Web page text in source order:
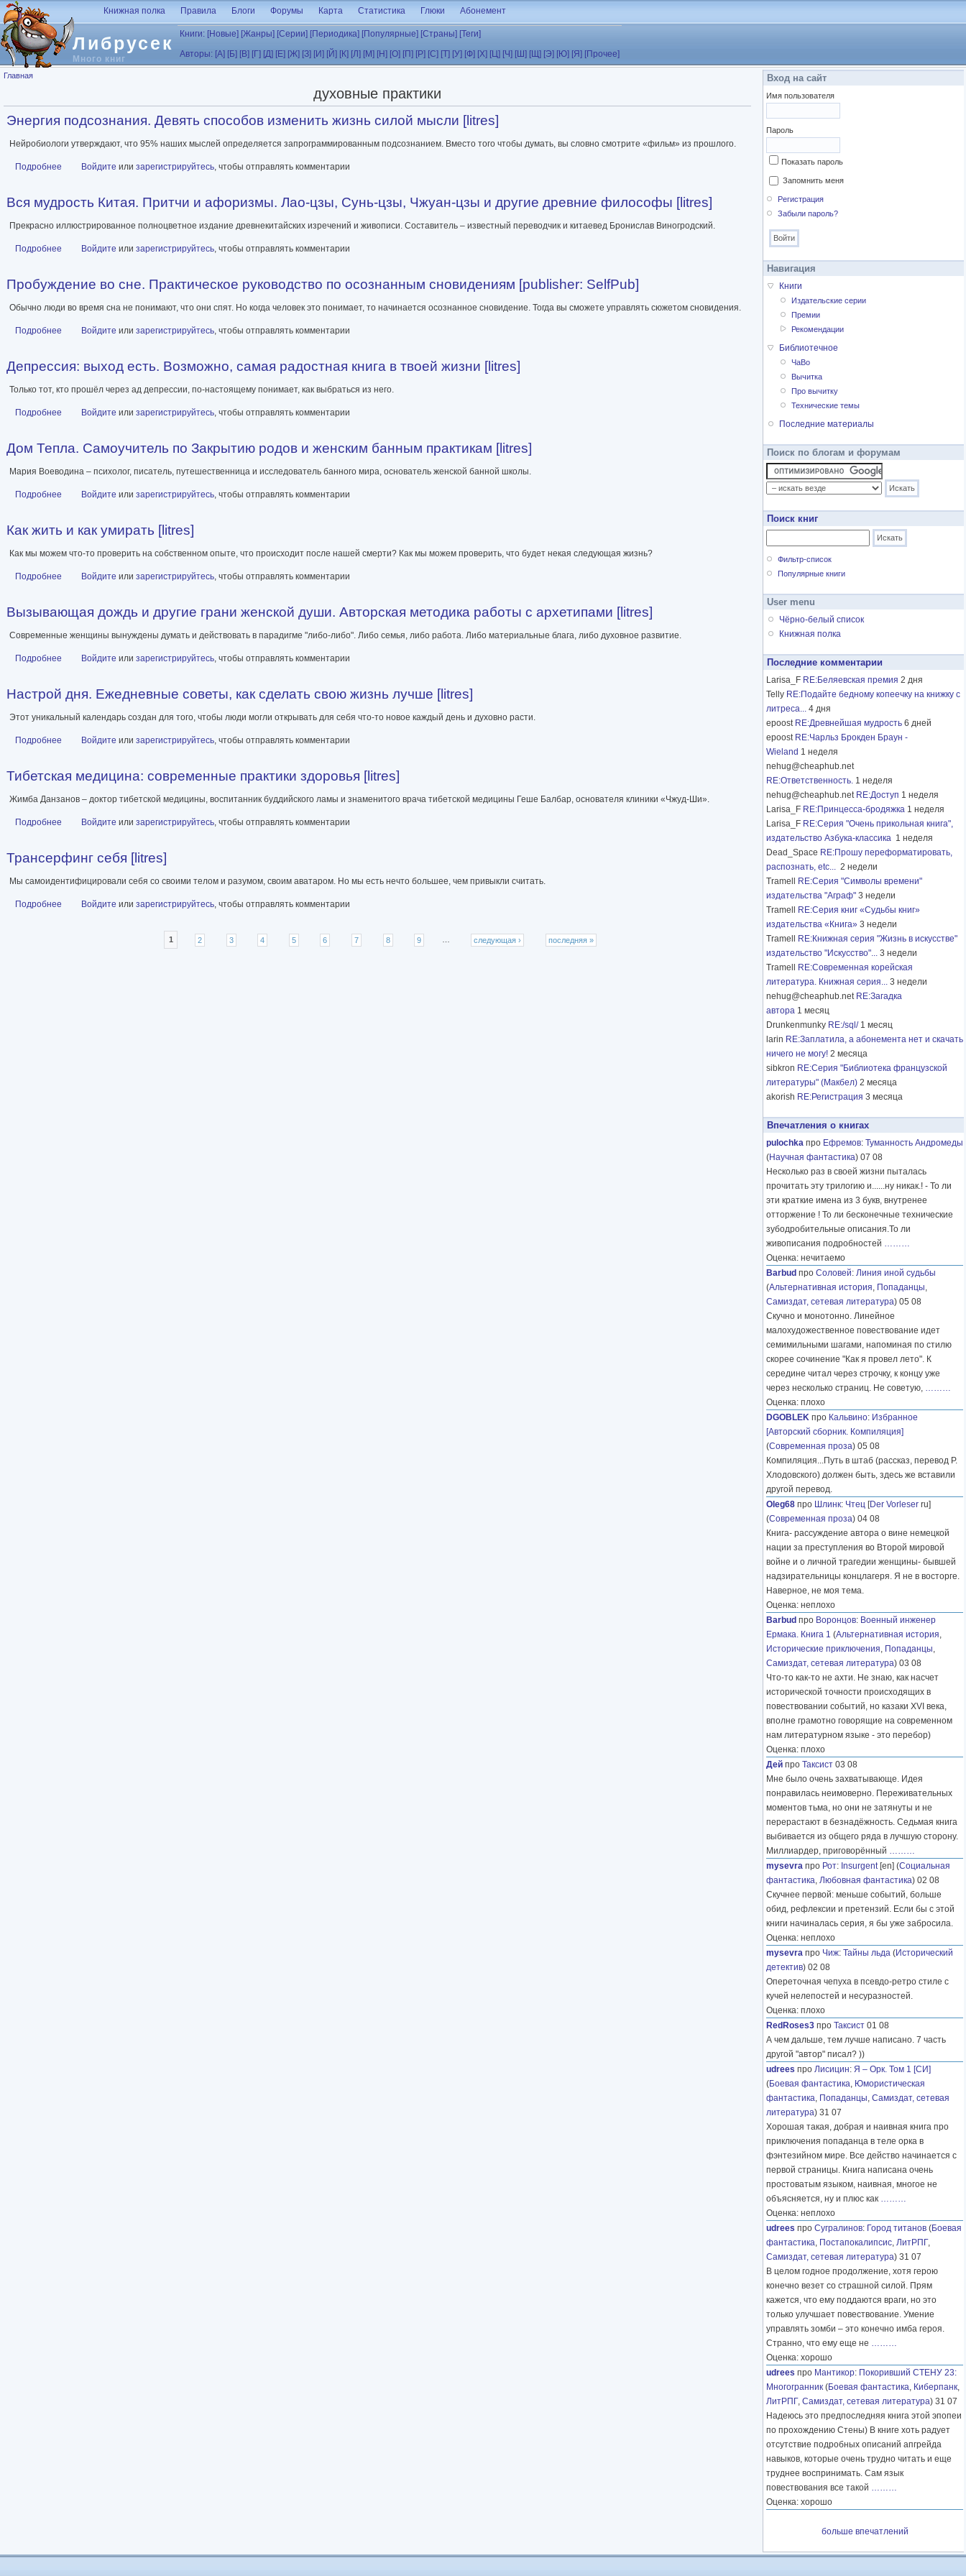
Перейти к основному содержанию
Либрусек
Много книг
Книжная полка Правила Блоги Форумы Карта Статистика Глюки Абонемент
Книги: [Новые] [Жанры] [Серии] [Периодика] [Популярные] [Страны] [Теги]
Авторы: [А] [Б] [В] [Г] [Д] [Е] [Ж] [З] [И] [Й] [К] [Л] [М] [Н] [О] [П] [Р] [С] [Т] [У] [Ф] [Х] [Ц] [Ч] [Ш] [Щ] [Э] [Ю] [Я] [Прочее]
Вы здесь
Главная
духовные практики
Энергия подсознания. Девять способов изменить жизнь силой мысли [litres]
Нейробиологи утверждают, что 95% наших мыслей определяется запрограммированным подсознанием. Вместо того чтобы думать, вы словно смотрите «фильм» из прошлого.
Подробнее о Энергия подсознания. Девять способов изменить жизнь силой мысли [litres]
Войдите или зарегистрируйтесь, чтобы отправлять комментарии
Вся мудрость Китая. Притчи и афоризмы. Лао-цзы, Сунь-цзы, Чжуан-цзы и другие древние философы [litres]
Прекрасно иллюстрированное полноцветное издание древнекитайских изречений и живописи. Составитель – известный переводчик и китаевед Бронислав Виногродский.
Подробнее о Вся мудрость Китая. Притчи и афоризмы. Лао-цзы, Сунь-цзы, Чжуан-цзы и другие древние философы [litres]
Войдите или зарегистрируйтесь, чтобы отправлять комментарии
Пробуждение во сне. Практическое руководство по осознанным сновидениям [publisher: SelfPub]
Обычно люди во время сна не понимают, что они спят. Но когда человек это понимает, то начинается осознанное сновидение. Тогда вы сможете управлять сюжетом сновидения.
Подробнее о Пробуждение во сне. Практическое руководство по осознанным сновидениям [publisher: SelfPub]
Войдите или зарегистрируйтесь, чтобы отправлять комментарии
Депрессия: выход есть. Возможно, самая радостная книга в твоей жизни [litres]
Только тот, кто прошёл через ад депрессии, по-настоящему понимает, как выбраться из него.
Подробнее о Депрессия: выход есть. Возможно, самая радостная книга в твоей жизни [litres]
Войдите или зарегистрируйтесь, чтобы отправлять комментарии
Дом Тепла. Самоучитель по Закрытию родов и женским банным практикам [litres]
Мария Воеводина – психолог, писатель, путешественница и исследователь банного мира, основатель женской банной школы.
Подробнее о Дом Тепла. Самоучитель по Закрытию родов и женским банным практикам [litres]
Войдите или зарегистрируйтесь, чтобы отправлять комментарии
Как жить и как умирать [litres]
Как мы можем что-то проверить на собственном опыте, что происходит после нашей смерти? Как мы можем проверить, что будет некая следующая жизнь?
Подробнее о Как жить и как умирать [litres]
Войдите или зарегистрируйтесь, чтобы отправлять комментарии
Вызывающая дождь и другие грани женской души. Авторская методика работы с архетипами [litres]
Современные женщины вынуждены думать и действовать в парадигме "либо-либо". Либо семья, либо работа. Либо материальные блага, либо духовное развитие.
Подробнее о Вызывающая дождь и другие грани женской души. Авторская методика работы с архетипами [litres]
Войдите или зарегистрируйтесь, чтобы отправлять комментарии
Настрой дня. Ежедневные советы, как сделать свою жизнь лучше [litres]
Этот уникальный календарь создан для того, чтобы люди могли открывать для себя что-то новое каждый день и духовно расти.
Подробнее о Настрой дня. Ежедневные советы, как сделать свою жизнь лучше [litres]
Войдите или зарегистрируйтесь, чтобы отправлять комментарии
Тибетская медицина: современные практики здоровья [litres]
Жимба Данзанов – доктор тибетской медицины, воспитанник буддийского ламы и знаменитого врача тибетской медицины Геше Балбар, основателя клиники «Чжуд-Ши».
Подробнее о Тибетская медицина: современные практики здоровья [litres]
Войдите или зарегистрируйтесь, чтобы отправлять комментарии
Трансерфинг себя [litres]
Мы самоидентифицировали себя со своими телом и разумом, своим аватаром. Но мы есть нечто большее, чем привыкли считать.
Подробнее о Трансерфинг себя [litres]
Войдите или зарегистрируйтесь, чтобы отправлять комментарии
1 2 3 4 5 6 7 8 9 … следующая › последняя »
Вход на сайт
Имя пользователя
Пароль
Показать пароль
Запомнить меня
Регистрация
Забыли пароль?
Навигация
Книги
Издательские серии
Премии
Рекомендации
Библиотечное
ЧаВо
Вычитка
Про вычитку
Технические темы
Последние материалы
Поиск по блогам и форумам
Поиск книг
Фильтр-список
Популярные книги
User menu
Чёрно-белый список
Книжная полка
Последние комментарии
Larisa_F RE:Беляевская премия 2 дня
Telly RE:Подайте бедному копеечку на книжку с
литреса... 4 дня
epoost RE:Древнейшая мудрость 6 дней
epoost RE:Чарльз Брокден Браун -
Wieland 1 неделя
nehug@cheaphub.net
RE:Ответственность. 1 неделя
nehug@cheaphub.net RE:Доступ 1 неделя
Larisa_F RE:Принцесса-бродяжка 1 неделя
Larisa_F RE:Серия "Очень прикольная книга",
издательство Азбука-классика 1 неделя
Dead_Space RE:Прошу переформатировать,
распознать, etc... 2 недели
Tramell
RE:Серия "Символы времени"
издательства "Аграф" 3 недели
Tramell
RE:Серия книг «Судьбы книг»
издательства «Книга» 3 недели
Tramell
RE:Книжная серия "Жизнь в искусстве"
издательство "Искусство"... 3 недели
Tramell
RE:Современная корейская
литература. Книжная серия... 3 недели
nehug@cheaphub.net RE:Загадка
автора 1 месяц
Drunkenmunky RE:/sql/ 1 месяц
larin RE:Заплатила, а абонемента нет и скачать
ничего не могу! 2 месяца
sibkron RE:Серия "Библиотека французской
литературы" (Макбел) 2 месяца
akorish RE:Регистрация 3 месяца
Впечатления о книгах
pulochka про Ефремов: Туманность Андромеды
(Научная фантастика) 07 08
Несколько раз в своей жизни пыталась
прочитать эту трилогию и......ну никак.! - То ли
эти краткие имена из 3 букв, внутренее
отторжение ! То ли бесконечные технические
зубодробительные описания.То ли
живописания подробностей ………
Оценка: нечитаемо
Barbud про Соловей: Линия иной судьбы
(Альтернативная история, Попаданцы,
Самиздат, сетевая литература) 05 08
Скучно и монотонно. Линейное
малохудожественное повествование идет
семимильными шагами, напоминая по стилю
скорее сочинение "Как я провел лето". К
середине читал через строчку, к концу уже
через несколько страниц. Не советую, ………
Оценка: плохо
DGOBLEK про Кальвино: Избранное
[Авторский сборник. Компиляция]
(Современная проза) 05 08
Компиляция...Путь в штаб (рассказ, перевод Р.
Хлодовского) должен быть, здесь же вставили
другой перевод.
Oleg68 про Шлинк: Чтец [Der Vorleser ru]
(Современная проза) 04 08
Книга- рассуждение автора о вине немецкой
нации за преступления во Второй мировой
войне и о личной трагедии женщины- бывшей
надзирательницы концлагеря. Я не в восторге.
Наверное, не моя тема.
Оценка: неплохо
Barbud про Воронцов: Военный инженер
Ермака. Книга 1 (Альтернативная история,
Исторические приключения, Попаданцы,
Самиздат, сетевая литература) 03 08
Что-то как-то не ахти. Не знаю, как насчет
исторической точности происходящих в
повествовании событий, но казаки XVI века,
вполне грамотно говорящие на современном
нам литературном языке - это перебор)
Оценка: плохо
Дей про Таксист 03 08
Мне было очень захватывающе. Идея
понравилась неимоверно. Переживательных
моментов тьма, но они не затянуты и не
перерастают в безнадёжность. Седьмая книга
выбивается из общего ряда в лучшую сторону.
Миллиардер, приговорённый ………
mysevra про Рот: Insurgent[en] (Социальная
фантастика, Любовная фантастика) 02 08
Скучнее первой: меньше событий, больше
обид, рефлексии и претензий. Если бы с этой
книги начиналась серия, я бы уже забросила.
Оценка: неплохо
mysevra про Чиж: Тайны льда (Исторический
детектив) 02 08
Опереточная чепуха в псевдо-ретро стиле с
кучей нелепостей и несуразностей.
Оценка: плохо
RedRoses3 про Таксист 01 08
А чем дальше, тем лучше написано. 7 часть
другой "автор" писал? ))
udrees про Лисицин: Я – Орк. Том 1 [СИ]
(Боевая фантастика, Юмористическая
фантастика, Попаданцы, Самиздат, сетевая
литература) 31 07
Хорошая такая, добрая и наивная книга про
приключения попаданца в теле орка в
фэнтезийном мире. Все действо начинается с
первой страницы. Книга написана очень
простоватым языком, наивная, многое не
объясняется, ну и плюс как ………
Оценка: неплохо
udrees про Сугралинов: Город титанов (Боевая
фантастика, Постапокалипсис, ЛитРПГ,
Самиздат, сетевая литература) 31 07
В целом годное продолжение, хотя герою
конечно везет со страшной силой. Прям
кажется, что ему поддаются враги, но это
только улучшает повествование. Умение
управлять зомби – это конечно имба героя.
Странно, что ему еще не ………
Оценка: хорошо
udrees про Мантикор: Покоривший СТЕНУ 23:
Многогранник (Боевая фантастика, Киберпанк,
ЛитРПГ, Самиздат, сетевая литература) 31 07
Надеюсь это предпоследняя книга этой эпопеи
по прохождению Стены) В книге хоть радует
отсутствие подробных описаний апгрейда
навыков, которые очень трудно читать и еще
труднее воспринимать. Сам язык
повествования все такой ………
Оценка: хорошо
больше впечатлений